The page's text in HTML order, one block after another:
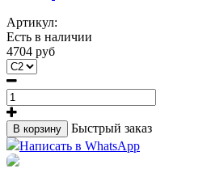
Артикул:
Есть в наличии
4704 руб
В корзину
Быстрый заказ
Написать в WhatsApp